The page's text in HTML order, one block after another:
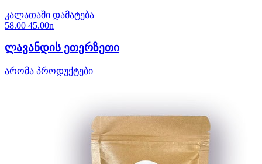
კალათაში დამატება
58.00 45.00n
ლავანდის ეთერზეთი
არომა პროდუქტები